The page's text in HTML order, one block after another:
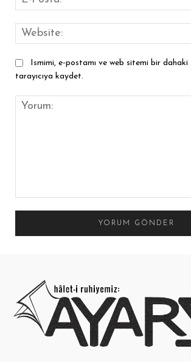
Ismimi, e-postamı ve web sitemi bir dahaki
tarayıcıya kaydet.